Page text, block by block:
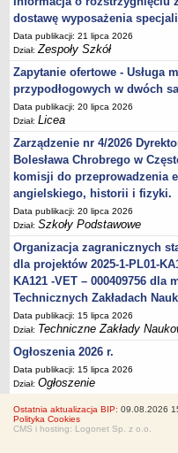
dostawę wyposażenia
Data publikacji: 21 lipca 2026
Dział:Zespoły Szkół
Zapytanie ofertowe - Usługa
przypodłogowych w dwóch
Data publikacji: 20 lipca 2026
Dział:Licea
Zarządzenie nr 4/2026
Bolesława Chrobrego w
komisji do przeprowadzenia
angielskiego, historii i fizyki.
Data publikacji: 20 lipca 2026
Dział:Szkoły Podstawowe
Organizacja zagranicznych
dla projektów 2025-1-PL01-
KA121 -VET – 000409756 dla
Technicznych Zakładach
Data publikacji: 15 lipca 2026
Dział: Techniczne Zakłady
Ogłoszenia 2026 r.
Data publikacji: 15 lipca 2026
Dział:Ogłoszenie
Ostatnia aktualizacja BIP: 09.08.2026
Polityka Cookies
CMS i hosting: Logonet Sp. z o.o.